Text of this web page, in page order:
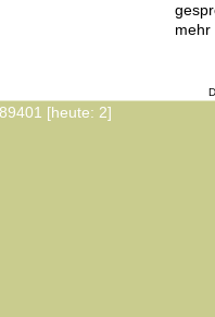
mehr
und Copyright
[heute: 2]